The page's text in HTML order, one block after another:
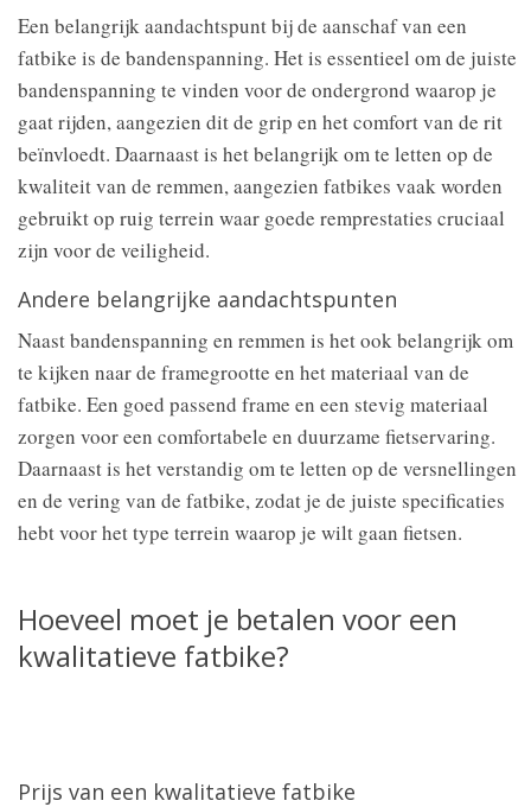
Een belangrijk aandachtspunt bij de aanschaf van een
fatbike is de bandenspanning. Het is essentieel om de juiste
bandenspanning te vinden voor de ondergrond waarop je
gaat rijden, aangezien dit de grip en het comfort van de rit
beïnvloedt. Daarnaast is het belangrijk om te letten op de
kwaliteit van de remmen, aangezien fatbikes vaak worden
gebruikt op ruig terrein waar goede remprestaties cruciaal
zijn voor de veiligheid.
Andere belangrijke aandachtspunten
Naast bandenspanning en remmen is het ook belangrijk om
te kijken naar de framegrootte en het materiaal van de
fatbike. Een goed passend frame en een stevig materiaal
zorgen voor een comfortabele en duurzame fietservaring.
Daarnaast is het verstandig om te letten op de versnellingen
en de vering van de fatbike, zodat je de juiste specificaties
hebt voor het type terrein waarop je wilt gaan fietsen.
Hoeveel moet je betalen voor een
kwalitatieve fatbike?
Prijs van een kwalitatieve fatbike